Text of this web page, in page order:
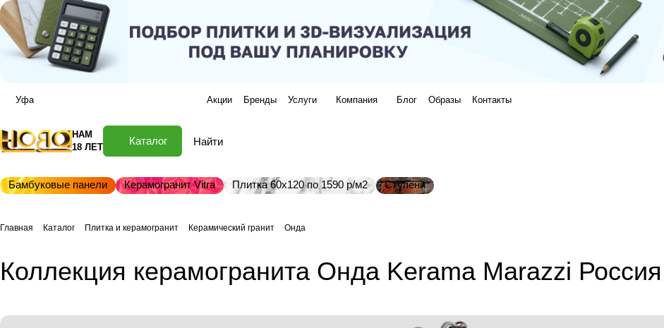
Уфа Акции Бренды Услуги Компания Блог Образы Контакты
НАМ
18 ЛЕТ
Каталог
Бамбуковые панели Керамогранит Vitra Плитка 60х120 по 1590 р/м2 Ступени
Главная Каталог Плитка и керамогранит Керамический гранит Онда
Коллекция керамогранита Онда Kerama Marazzi Россия